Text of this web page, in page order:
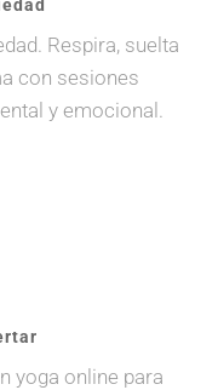
Respira, suelta
con sesiones
y emocional.
yoga online para